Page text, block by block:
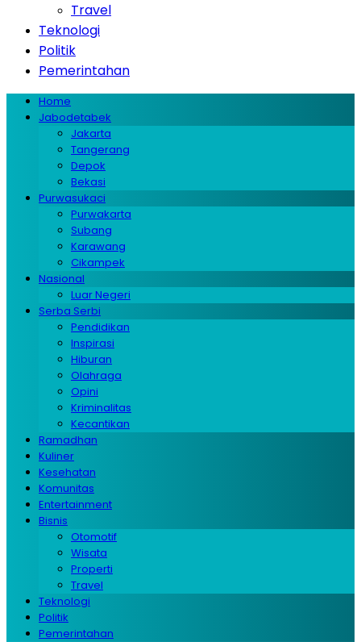
Travel
Teknologi
Politik
Pemerintahan
Home
Jabodetabek
Jakarta
Tangerang
Depok
Bekasi
Purwasukaci
Purwakarta
Subang
Karawang
Cikampek
Nasional
Luar Negeri
Serba Serbi
Pendidikan
Inspirasi
Hiburan
Olahraga
Opini
Kriminalitas
Kecantikan
Ramadhan
Kuliner
Kesehatan
Komunitas
Entertainment
Bisnis
Otomotif
Wisata
Properti
Travel
Teknologi
Politik
Pemerintahan